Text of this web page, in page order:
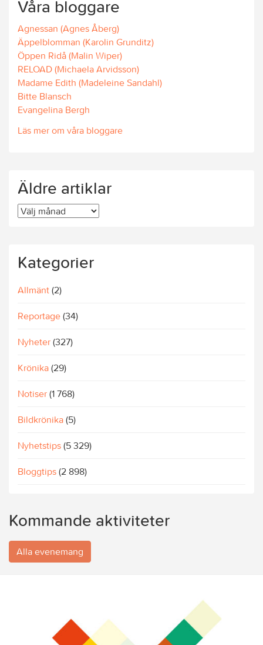
Våra bloggare
Agnessan (Agnes Åberg)
Äppelblomman (Karolin Grunditz)
Öppen Ridå (Malin Wiper)
RELOAD (Michaela Arvidsson)
Madame Edith (Madeleine Sandahl)
Bitte Blansch
Evangelina Bergh
Läs mer om våra bloggare
Äldre artiklar
Äldre
Kategorier
Allmänt (2)
Reportage (34)
Nyheter (327)
Krönika (29)
Notiser (1 768)
Bildkrönika (5)
Nyhetstips (5 329)
Bloggtips (2 898)
Kommande aktiviteter
Alla evenemang